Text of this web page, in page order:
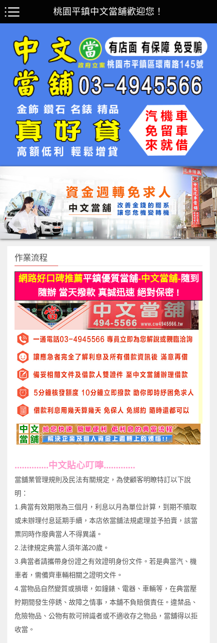
桃園平鎮中文當舖歡迎您！
作業流程
網路好口碑推薦平鎮優質當舖-中文當舖-隨到
隨辦 當天撥款 真誠迅速 絕對保密 !
..............中文貼心叮嚀.............
當舖業管理規則及民法有關規定，為使顧客明瞭特訂以下說
明：
1.典當有效期限為三個月，利息以月為單位計算，到期不贖取
或未辦理付息延期手續，本店依當舖法規處理並予拍賣，該當
票同時作廢典當人不得異議。
2.法律規定典當人須年滿20歲。
3.典當者請攜帶身份證之有效證明身份文件。若是典當汽、機
車者，需備齊車輛相關之證明文件。
4.當物品自然變質或損壞，如鐘錶、電器、車輛等，在典當壓
貯期間發生停銹、故障之情事，本舖不負賠償責任。違禁品、
危險物品、公物有款可辨識者或不適收存之物品，當舖得以拒
收當。